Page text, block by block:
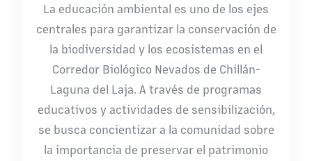
La educación ambiental es uno de los ejes
centrales para garantizar la conservación de
la biodiversidad y los ecosistemas en el
Corredor Biológico Nevados de Chillán-
Laguna del Laja. A través de programas
educativos y actividades de sensibilización,
se busca concientizar a la comunidad sobre
la importancia de preservar el patrimonio